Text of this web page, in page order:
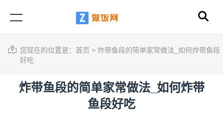
您现在的位置是： 首页 > 炸带鱼段的简单家常做法_如何炸带鱼段
好吃
炸带鱼段的简单家常做法_如何炸带
鱼段好吃